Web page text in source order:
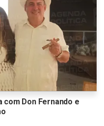
com Don Fernando e